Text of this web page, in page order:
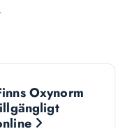
Oxynorm